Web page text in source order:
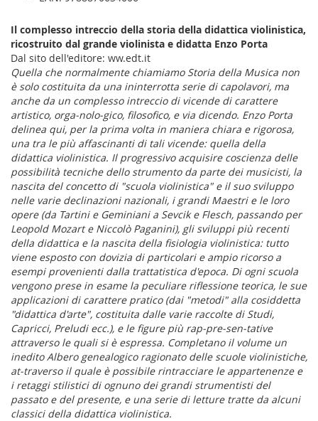
Il complesso intreccio della storia della didattica violinistica,
ricostruito dal grande violinista e didatta Enzo Porta
Dal sito dell'editore: ww.edt.it
Quella che normalmente chiamiamo Storia della Musica non
è solo costituita da una ininterrotta serie di capolavori, ma
anche da un complesso intreccio di vicende di carattere
artistico, orga-nolo-gico, filosofico, e via dicendo. Enzo Porta
delinea qui, per la prima volta in maniera chiara e rigorosa,
una tra le più affascinanti di tali vicende: quella della
didattica violinistica. Il progressivo acquisire coscienza delle
possibilità tecniche dello strumento da parte dei musicisti, la
nascita del concetto di "scuola violinistica" e il suo sviluppo
nelle varie declinazioni nazionali, i grandi Maestri e le loro
opere (da Tartini e Geminiani a Sevcik e Flesch, passando per
Leopold Mozart e Niccolò Paganini), gli sviluppi più recenti
della didattica e la nascita della fisiologia violinistica: tutto
viene esposto con dovizia di particolari e ampio ricorso a
esempi provenienti dalla trattatistica d'epoca. Di ogni scuola
vengono prese in esame la peculiare riflessione teorica, le sue
applicazioni di carattere pratico (dai "metodi" alla cosiddetta
"didattica d'arte", costituita dalle varie raccolte di Studi,
Capricci, Preludi ecc.), e le figure più rap-pre-sen-tative
attraverso le quali si è espressa. Completano il volume un
inedito Albero genealogico ragionato delle scuole violinistiche,
at-traverso il quale è possibile rintracciare le appartenenze e
i retaggi stilistici di ognuno dei grandi strumentisti del
passato e del presente, e una serie di letture tratte da alcuni
classici della didattica violinistica.